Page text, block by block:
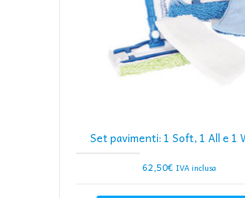
Set pavimenti: 1 Soft, 1 All e 1
62,50€ IVA inclusa